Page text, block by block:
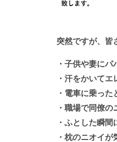
突然ですが、
・子供や妻に
・汗をかいて
・電車に乗っ
・職場で同僚
・ふとした瞬
・枕のニオイ